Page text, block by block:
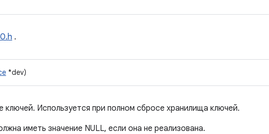
.
*dev)
ключей. Используется при полном сбросе хранилища ключей.
иметь значение NULL, если она не реализована.